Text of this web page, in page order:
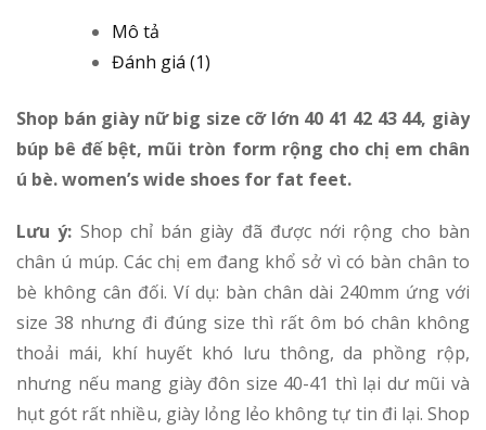
Mô tả
Đánh giá (1)
Shop bán giày nữ big size cỡ lớn 40 41 42 43 44, giày
búp bê đế bệt, mũi tròn form rộng cho chị em chân
ú bè. women’s wide shoes for fat feet.
Lưu ý: Shop chỉ bán giày đã được nới rộng cho bàn
chân ú múp. Các chị em đang khổ sở vì có bàn chân to
bè không cân đối. Ví dụ: bàn chân dài 240mm ứng với
size 38 nhưng đi đúng size thì rất ôm bó chân không
thoải mái, khí huyết khó lưu thông, da phồng rộp,
nhưng nếu mang giày đôn size 40-41 thì lại dư mũi và
hụt gót rất nhiều, giày lỏng lẻo không tự tin đi lại. Shop